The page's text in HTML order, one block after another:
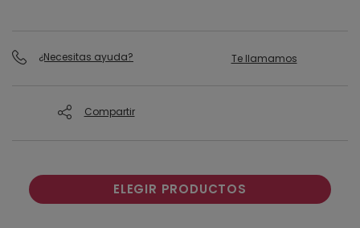
¿Necesitas ayuda? Te llamamos
Compartir
ELEGIR PRODUCTOS